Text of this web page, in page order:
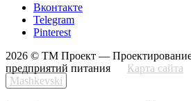
Вконтакте
Telegram
Pinterest
2026 © ТМ Проект —
предприятий питания
Карта сайта
Mashkevski